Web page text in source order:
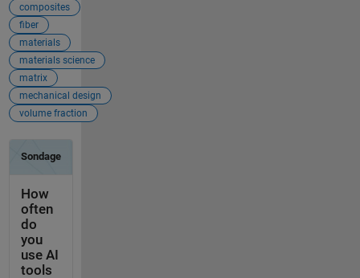
composites
fiber
materials
materials science
matrix
mechanical design
volume fraction